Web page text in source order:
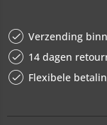
Verzending
14 dagen
Flexibele